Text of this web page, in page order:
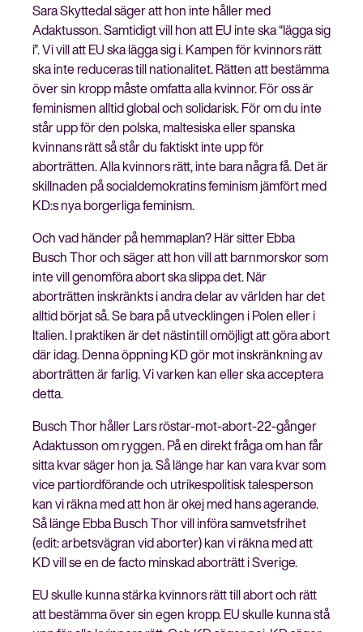
Sara Skyttedal säger att hon inte håller med
Adaktusson. Samtidigt vill hon att EU inte ska “lägga sig
i”. Vi vill att EU ska lägga sig i. Kampen för kvinnors rätt
ska inte reduceras till nationalitet. Rätten att bestämma
över sin kropp måste omfatta alla kvinnor. För oss är
feminismen alltid global och solidarisk. För om du inte
står upp för den polska, maltesiska eller spanska
kvinnans rätt så står du faktiskt inte upp för
aborträtten. Alla kvinnors rätt, inte bara några få. Det är
skillnaden på socialdemokratins feminism jämfört med
KD:s nya borgerliga feminism.
Och vad händer på hemmaplan? Här sitter Ebba
Busch Thor och säger att hon vill att barnmorskor som
inte vill genomföra abort ska slippa det. När
aborträtten inskränkts i andra delar av världen har det
alltid börjat så. Se bara på utvecklingen i Polen eller i
Italien. I praktiken är det nästintill omöjligt att göra abort
där idag. Denna öppning KD gör mot inskränkning av
aborträtten är farlig. Vi varken kan eller ska acceptera
detta.
Busch Thor håller Lars röstar-mot-abort-22-gånger
Adaktusson om ryggen. På en direkt fråga om han får
sitta kvar säger hon ja. Så länge har kan vara kvar som
vice partiordförande och utrikespolitisk talesperson
kan vi räkna med att hon är okej med hans agerande.
Så länge Ebba Busch Thor vill införa samvetsfrihet
(edit: arbetsvägran vid aborter) kan vi räkna med att
KD vill se en de facto minskad aborträtt i Sverige.
EU skulle kunna stärka kvinnors rätt till abort och rätt
att bestämma över sin egen kropp. EU skulle kunna stå